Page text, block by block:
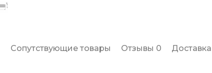
Сопутствующие товары Отзывы 0 Доставка